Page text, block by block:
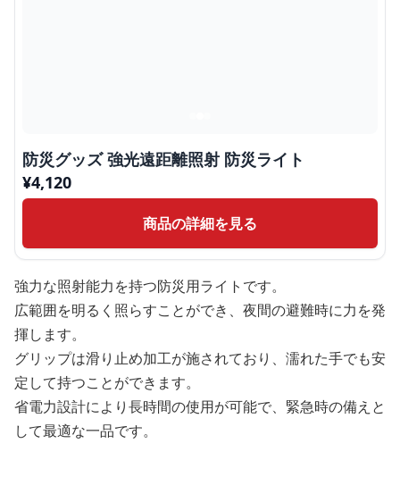
防災グッズ 強光遠距離照射 防災ライト
¥4,120
商品の詳細を見る
強力な照射能力を持つ防災用ライトです。
広範囲を明るく照らすことができ、夜間の避難時に力を発
揮します。
グリップは滑り止め加工が施されており、濡れた手でも安
定して持つことができます。
省電力設計により長時間の使用が可能で、緊急時の備えと
して最適な一品です。